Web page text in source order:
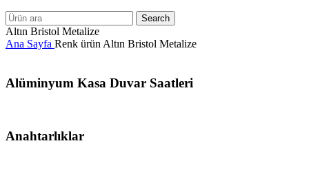
Search
Altın Bristol Metalize
Ana Sayfa Renk ürün Altın Bristol Metalize
Alüminyum Kasa Duvar Saatleri
Anahtarlıklar